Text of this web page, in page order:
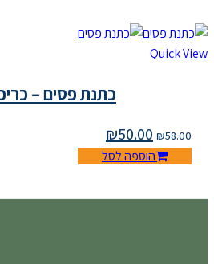
כתנת פסים – כריכה קשה
₪50.00
הוספה לסל